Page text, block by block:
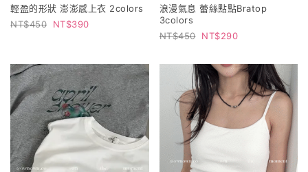
輕盈的形狀 澎澎感上衣 2colors
450
390
浪漫氣息 蕾絲點點Bratop
3colors
450
290